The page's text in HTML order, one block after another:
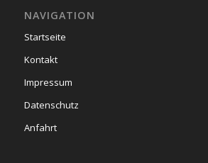
NAVIGATION
Startseite
Kontakt
Impressum
Datenschutz
Anfahrt